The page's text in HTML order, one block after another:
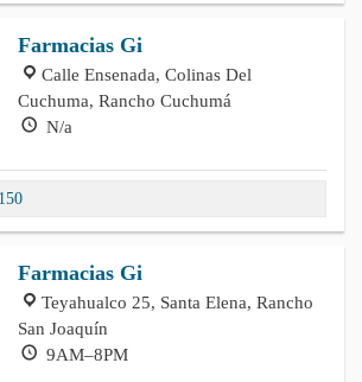
Farmacias Gi
Calle Ensenada, Colinas Del
Cuchuma, Rancho Cuchumá
N/a
Farmacias Gi
Teyahualco 25, Santa Elena, Rancho
San Joaquín
9AM–8PM